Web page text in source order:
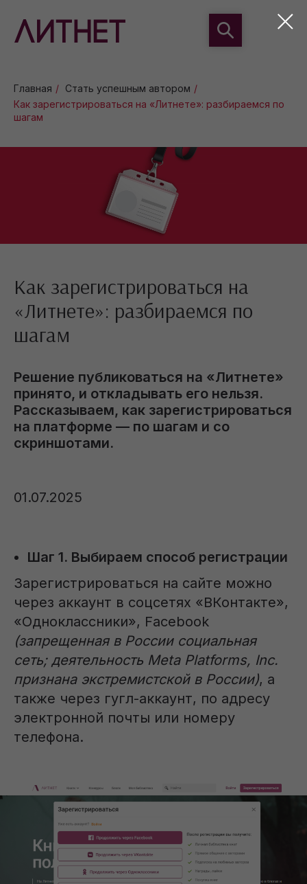
Главная / Стать успешным автором /
Как зарегистрироваться на «Литнете»: разбираемся по
шагам
Как зарегистрироваться на
«Литнете»: разбираемся по
шагам
Решение публиковаться на «Литнете»
принято, и откладывать его нельзя.
Рассказываем, как зарегистрироваться
на платформе — по шагам и со
скриншотами.
01.07.2025
Шаг 1. Выбираем способ регистрации
Зарегистрироваться на сайте можно
через аккаунт в соцсетях «ВКонтакте»,
«Одноклассники», Facebook
(запрещенная в России социальная
сеть; деятельность Meta Platforms, Inc.
признана экстремистской в России), а
также через гугл-аккаунт, по адресу
электронной почты или номеру
телефона.